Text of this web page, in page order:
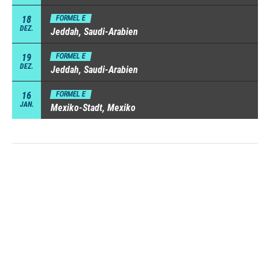
18
DEZ.
FORMEL E
Jeddah, Saudi-Arabien
19
DEZ.
FORMEL E
Jeddah, Saudi-Arabien
16
JAN.
FORMEL E
Mexiko-Stadt, Mexiko